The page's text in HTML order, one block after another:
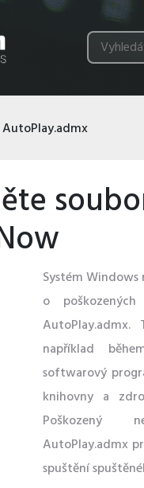
AutoPlay.admx
Systém
o
například
softwarový
knihovny a
Poškozený
AutoPlay.admx
spuštění